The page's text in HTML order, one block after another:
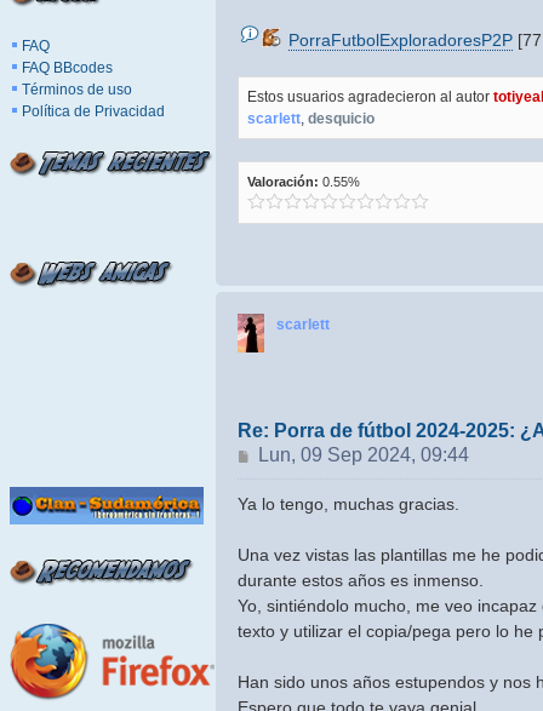
FAQ
FAQ BBcodes
Términos de uso
Política de Privacidad
PorraFutbolExploradoresP2P
Estos usuarios agradecieron al autor
scarlett, desquicio
Valoración: 0.55%
scarlett
Re: Porra de fútbol 2024-2025:
Mensaje
Lun, 09 Sep 2024, 09:44
Ya lo tengo, muchas gracias.
Una vez vistas las plantillas me he
durante estos años es inmenso.
Yo, sintiéndolo mucho, me veo
texto y utilizar el copia/pega pero lo
Han sido unos años estupendos y nos